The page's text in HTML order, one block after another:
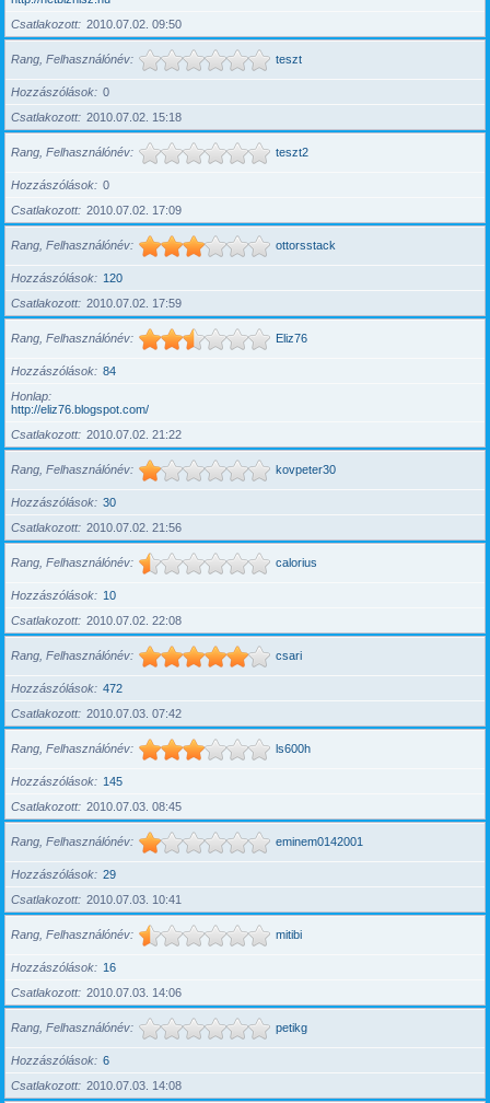
Csatlakozott
2010.07.02. 09:50
Rang, Felhasználónév teszt
Hozzászólások
0
Csatlakozott
2010.07.02. 15:18
Rang, Felhasználónév teszt2
Hozzászólások
0
Csatlakozott
2010.07.02. 17:09
Rang, Felhasználónév ottorsstack
Hozzászólások
120
Csatlakozott
2010.07.02. 17:59
Rang, Felhasználónév Eliz76
Hozzászólások
84
Honlap
http://eliz76.blogspot.com/
Csatlakozott
2010.07.02. 21:22
Rang, Felhasználónév kovpeter30
Hozzászólások
30
Csatlakozott
2010.07.02. 21:56
Rang, Felhasználónév calorius
Hozzászólások
10
Csatlakozott
2010.07.02. 22:08
Rang, Felhasználónév csari
Hozzászólások
472
Csatlakozott
2010.07.03. 07:42
Rang, Felhasználónév ls600h
Hozzászólások
145
Csatlakozott
2010.07.03. 08:45
Rang, Felhasználónév eminem0142001
Hozzászólások
29
Csatlakozott
2010.07.03. 10:41
Rang, Felhasználónév mitibi
Hozzászólások
16
Csatlakozott
2010.07.03. 14:06
Rang, Felhasználónév petikg
Hozzászólások
6
Csatlakozott
2010.07.03. 14:08